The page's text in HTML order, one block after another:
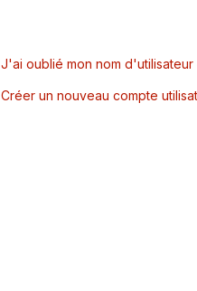
J'ai oublié mon nom
Créer un nouveau compte